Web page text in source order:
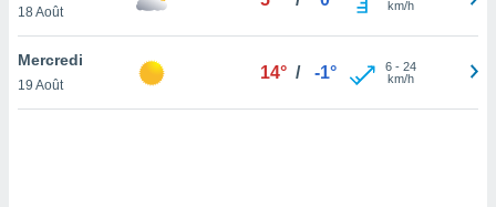
de
18 Août
km/h
Mercredi
19 Août
14° / -1° 6- 24
km/h